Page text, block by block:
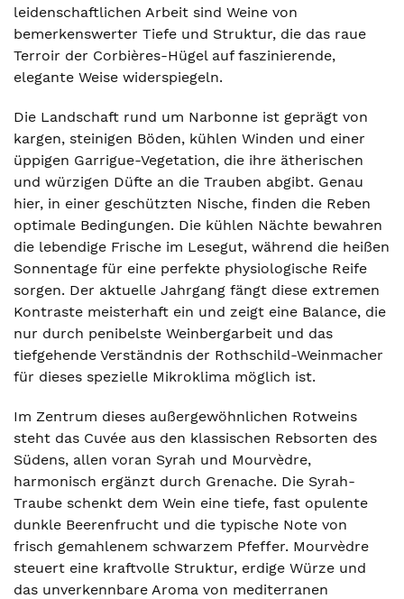
leidenschaftlichen Arbeit sind Weine von
bemerkenswerter Tiefe und Struktur, die das raue
Terroir der Corbières-Hügel auf faszinierende,
elegante Weise widerspiegeln.
Die Landschaft rund um Narbonne ist geprägt von
kargen, steinigen Böden, kühlen Winden und einer
üppigen Garrigue-Vegetation, die ihre ätherischen
und würzigen Düfte an die Trauben abgibt. Genau
hier, in einer geschützten Nische, finden die Reben
optimale Bedingungen. Die kühlen Nächte bewahren
die lebendige Frische im Lesegut, während die heißen
Sonnentage für eine perfekte physiologische Reife
sorgen. Der aktuelle Jahrgang fängt diese extremen
Kontraste meisterhaft ein und zeigt eine Balance, die
nur durch penibelste Weinbergarbeit und das
tiefgehende Verständnis der Rothschild-Weinmacher
für dieses spezielle Mikroklima möglich ist.
Im Zentrum dieses außergewöhnlichen Rotweins
steht das Cuvée aus den klassischen Rebsorten des
Südens, allen voran Syrah und Mourvèdre,
harmonisch ergänzt durch Grenache. Die Syrah-
Traube schenkt dem Wein eine tiefe, fast opulente
dunkle Beerenfrucht und die typische Note von
frisch gemahlenem schwarzem Pfeffer. Mourvèdre
steuert eine kraftvolle Struktur, erdige Würze und
das unverkennbare Aroma von mediterranen